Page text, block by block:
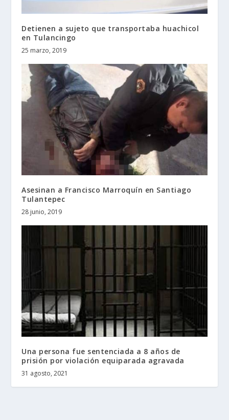
Detienen a sujeto que transportaba huachicol
en Tulancingo
25 marzo, 2019
Asesinan a Francisco Marroquín en Santiago
Tulantepec
28 junio, 2019
Una persona fue sentenciada a 8 años de
prisión por violación equiparada agravada
31 agosto, 2021